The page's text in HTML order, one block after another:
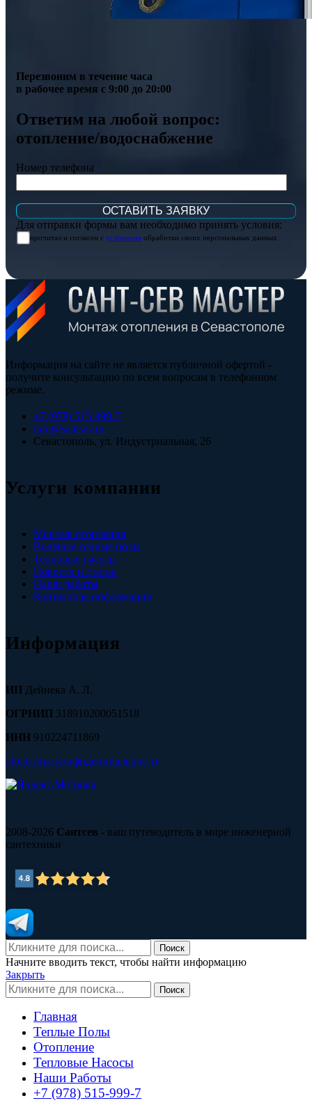
Перезвоним в течение часа
в рабочее время с 9:00 до 20:00
Ответим на любой вопрос:
отопление/водоснабжение
Номер телефона
Для отправки формы вам необходимо принять условия:
прочитал и согласен с условиями обработки своих персональных данных
Информация на сайте не является публичной офертой -
получите консультацию по всем вопросам в телефонном
режиме.
+7 (978) 515-999-7
info@santsev.ru
Севастополь, ул. Индустриальная, 26
Услуги компании
Монтаж отопления
Водяные теплые полы
Тепловые насосы
Новости и статьи
Наши работы
Контактная информация
Информация
ИП Дейнека А. Л.
ОГРНИП 318910200051518
ИНН 910224711869
Политика конфиденциальности
2008-2026 Сантсев - ваш путеводитель в мире инженерной
сантехники
Поиск
Начните вводить текст, чтобы найти информацию
Закрыть
Поиск
Главная
Теплые Полы
Отопление
Тепловые Насосы
Наши Работы
+7 (978) 515-999-7